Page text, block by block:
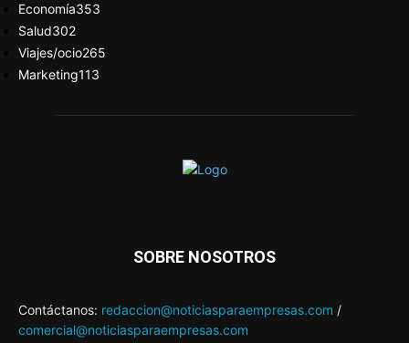
Economía353
Salud302
Viajes/ocio265
Marketing113
SOBRE NOSOTROS
Contáctanos: redaccion@noticiasparaempresas.com /
comercial@noticiasparaempresas.com